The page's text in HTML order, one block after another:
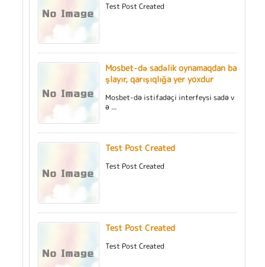
Test Post Created
Mosbet-də sadəlik oynamaqdan ba
şlayır, qarışıqlığa yer yoxdur
Mosbet-də istifadəçi interfeysi sadə v
ə ...
Test Post Created
Test Post Created
Test Post Created
Test Post Created